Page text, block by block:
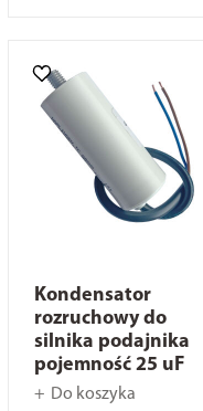
Kondensator
rozruchowy do
silnika podajnika
pojemność 25 uF
Do koszyka